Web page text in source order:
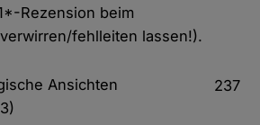
Rezension beim
fehlleiten lassen!).
Ansichten
237